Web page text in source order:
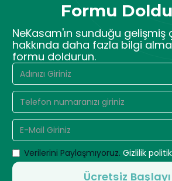
Formu
NeKasam'ın sunduğu gelişmiş
hakkında daha fazla bilgi
formu doldurun.
Verilerini Paylaşmıyoruz. Gizlilik